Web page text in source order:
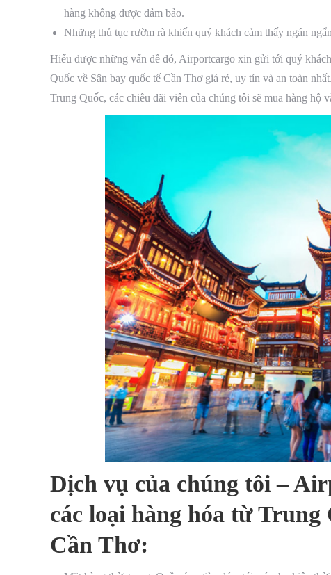
hàng không được đảm bảo.
Những thủ tục rườm rà khiến quý khách cảm thấy ngán
Hiểu được những vấn đề đó, Airportcargo xin gửi tới quý
Quốc về Sân bay quốc tế Cần Thơ giá rẻ, uy tín và an toàn
Trung Quốc, các chiêu đãi viên của chúng tôi sẽ mua hàng hộ
Dịch vụ của chúng tôi –
các loại hàng hóa từ Trung
Cần Thơ: